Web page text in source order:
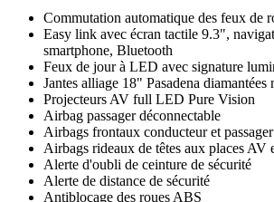
Commutation automatique des feux de
Easy link avec écran tactile 9.3",
smartphone, Bluetooth
Feux de jour à LED avec signature
Jantes alliage 18" Pasadena diamantées
Projecteurs AV full LED Pure Vision
Airbag passager déconnectable
Airbags frontaux conducteur et
Airbags rideaux de têtes aux places AV
Alerte d'oubli de ceinture de sécurité
Alerte de distance de sécurité
Antiblocage des roues ABS